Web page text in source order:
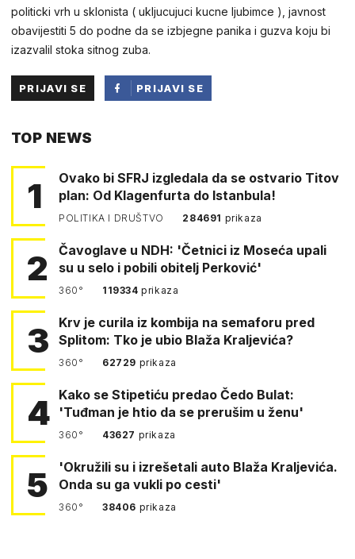
politicki vrh u sklonista ( ukljucujuci kucne ljubimce ), javnost
obavijestiti 5 do podne da se izbjegne panika i guzva koju bi
izazvalil stoka sitnog zuba.
PRIJAVI SE
PRIJAVI SE
TOP NEWS
1
Ovako bi SFRJ izgledala da se ostvario Titov
plan: Od Klagenfurta do Istanbula!
POLITIKA I DRUŠTVO 284691 prikaza
2
Čavoglave u NDH: 'Četnici iz Moseća upali
su u selo i pobili obitelj Perković'
360° 119334prikaza
3
Krv je curila iz kombija na semaforu pred
Splitom: Tko je ubio Blaža Kraljevića?
360° 62729 prikaza
4 Kako se Stipetiću predao Čedo Bulat:
'Tuđman je htio da se prerušim u ženu'
360° 43627 prikaza
5
'Okružili su i izrešetali auto Blaža Kraljevića.
Onda su ga vukli po cesti'
360° 38406 prikaza